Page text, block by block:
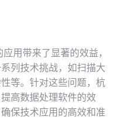
用带来了显著的效益，
列技术挑战，如扫描大
等。针对这些问题，杭
高数据处理软件的效
保技术应用的高效和准